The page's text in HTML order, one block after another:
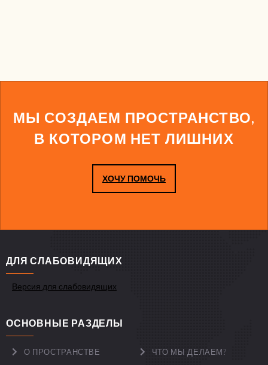
МЫ СОЗДАЕМ ПРОСТРАНСТВО,
В КОТОРОМ НЕТ ЛИШНИХ
ХОЧУ ПОМОЧЬ
ДЛЯ СЛАБОВИДЯЩИХ
Версия для слабовидящих
ОСНОВНЫЕ РАЗДЕЛЫ
О ПРОСТРАНСТВЕ ЧТО МЫ ДЕЛАЕМ?